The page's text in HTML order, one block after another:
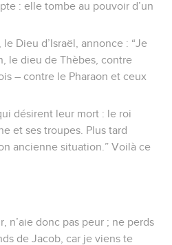
: elle tombe au pouvoir d’un
Dieu d’Israël, annonce : “Je
le dieu de Thèbes, contre
– contre le Pharaon et ceux
désirent leur mort : le roi
et ses troupes. Plus tard
ancienne situation.” Voilà ce
n’aie donc pas peur ; ne perds
de Jacob, car je viens te